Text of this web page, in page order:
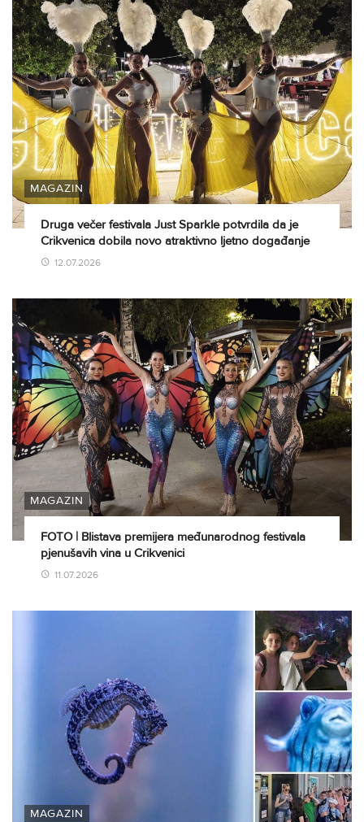
MAGAZIN
Druga večer festivala Just Sparkle potvrdila da je
Crikvenica dobila novo atraktivno ljetno događanje
12.07.2026
MAGAZIN
FOTO | Blistava premijera međunarodnog festivala
pjenušavih vina u Crikvenici
11.07.2026
MAGAZIN